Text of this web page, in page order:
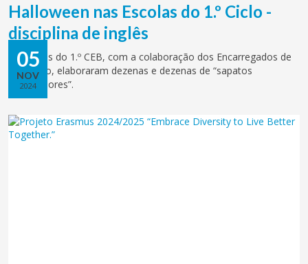
05
NOV
2024
Halloween nas Escolas do 1.º Ciclo -
disciplina de inglês
Os alunos do 1.º CEB, com a colaboração dos Encarregados de
Educação, elaboraram dezenas e dezenas de “sapatos
assustadores”.